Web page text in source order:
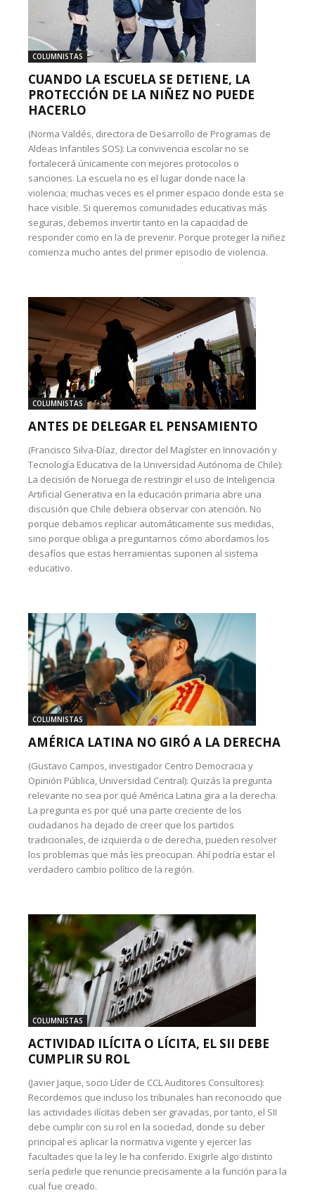
COLUMNISTAS
CUANDO LA ESCUELA SE DETIENE, LA
PROTECCIÓN DE LA NIÑEZ NO PUEDE
HACERLO
(Norma Valdés, directora de Desarrollo de Programas de
Aldeas Infantiles SOS): La convivencia escolar no se
fortalecerá únicamente con mejores protocolos o
sanciones. La escuela no es el lugar donde nace la
violencia; muchas veces es el primer espacio donde esta se
hace visible. Si queremos comunidades educativas más
seguras, debemos invertir tanto en la capacidad de
responder como en la de prevenir. Porque proteger la niñez
comienza mucho antes del primer episodio de violencia.
COLUMNISTAS
ANTES DE DELEGAR EL PENSAMIENTO
(Francisco Silva-Díaz, director del Magíster en Innovación y
Tecnología Educativa de la Universidad Autónoma de Chile):
La decisión de Noruega de restringir el uso de Inteligencia
Artificial Generativa en la educación primaria abre una
discusión que Chile debiera observar con atención. No
porque debamos replicar automáticamente sus medidas,
sino porque obliga a preguntarnos cómo abordamos los
desafíos que estas herramientas suponen al sistema
educativo.
COLUMNISTAS
AMÉRICA LATINA NO GIRÓ A LA DERECHA
(Gustavo Campos, investigador Centro Democracia y
Opinión Pública, Universidad Central): Quizás la pregunta
relevante no sea por qué América Latina gira a la derecha.
La pregunta es por qué una parte creciente de los
ciudadanos ha dejado de creer que los partidos
tradicionales, de izquierda o de derecha, pueden resolver
los problemas que más les preocupan. Ahí podría estar el
verdadero cambio político de la región.
COLUMNISTAS
ACTIVIDAD ILÍCITA O LÍCITA, EL SII DEBE
CUMPLIR SU ROL
(Javier Jaque, socio Líder de CCL Auditores Consultores):
Recordemos que incluso los tribunales han reconocido que
las actividades ilícitas deben ser gravadas, por tanto, el SII
debe cumplir con su rol en la sociedad, donde su deber
principal es aplicar la normativa vigente y ejercer las
facultades que la ley le ha conferido. Exigirle algo distinto
sería pedirle que renuncie precisamente a la función para la
cual fue creado.